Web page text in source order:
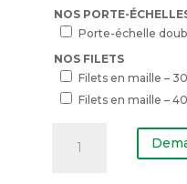
NOS PORTE-
Porte-échelle
NOS FILETS
Filets en maille –
Filets en maille –
Remorque